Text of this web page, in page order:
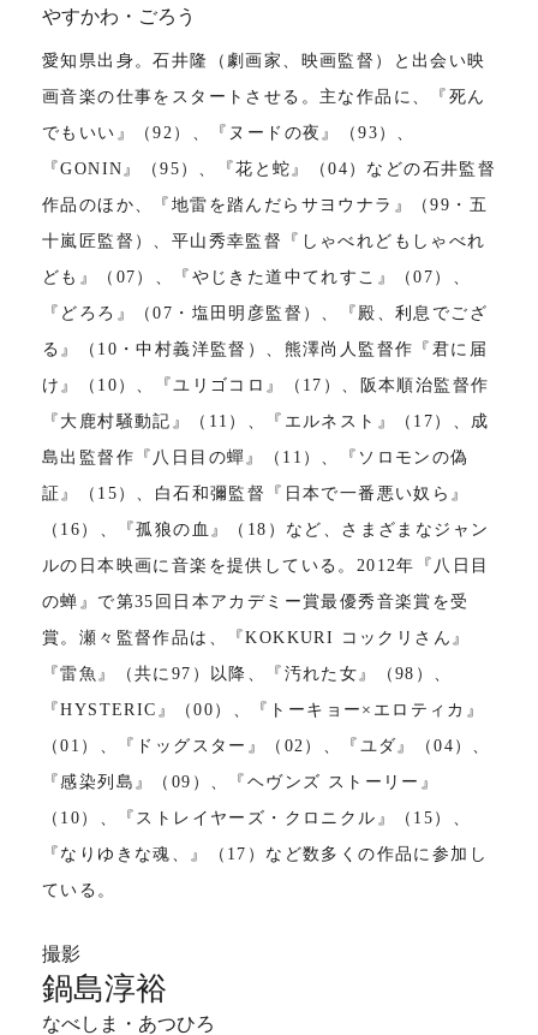
やすかわ・ごろう
愛知県出身。石井隆（劇画家、映画監督）と出会い映
画音楽の仕事をスタートさせる。主な作品に、『死ん
でもいい』（92）、『ヌードの夜』（93）、
『GONIN』（95）、『花と蛇』（04）などの石井監督
作品のほか、『地雷を踏んだらサヨウナラ』（99・五
十嵐匠監督）、平山秀幸監督『しゃべれどもしゃべれ
ども』（07）、『やじきた道中てれすこ』（07）、
『どろろ』（07・塩田明彦監督）、『殿、利息でござ
る』（10・中村義洋監督）、熊澤尚人監督作『君に届
け』（10）、『ユリゴコロ』（17）、阪本順治監督作
『大鹿村騒動記』（11）、『エルネスト』（17）、成
島出監督作『八日目の蟬』（11）、『ソロモンの偽
証』（15）、白石和彌監督『日本で一番悪い奴ら』
（16）、『孤狼の血』（18）など、さまざまなジャン
ルの日本映画に音楽を提供している。2012年『八日目
の蝉』で第35回日本アカデミー賞最優秀音楽賞を受
賞。瀬々監督作品は、『KOKKURI コックリさん』
『雷魚』（共に97）以降、『汚れた女』（98）、
『HYSTERIC』（00）、『トーキョー×エロティカ』
（01）、『ドッグスター』（02）、『ユダ』（04）、
『感染列島』（09）、『ヘヴンズ ストーリー』
（10）、『ストレイヤーズ・クロニクル』（15）、
『なりゆきな魂、』（17）など数多くの作品に参加し
ている。
撮影
鍋島淳裕
なべしま・あつひろ